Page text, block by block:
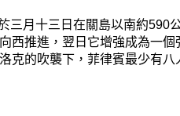
三月十三日在關島以南約590
西推進，翌日它增強成為一
洛克的吹襲下，菲律賓最少有